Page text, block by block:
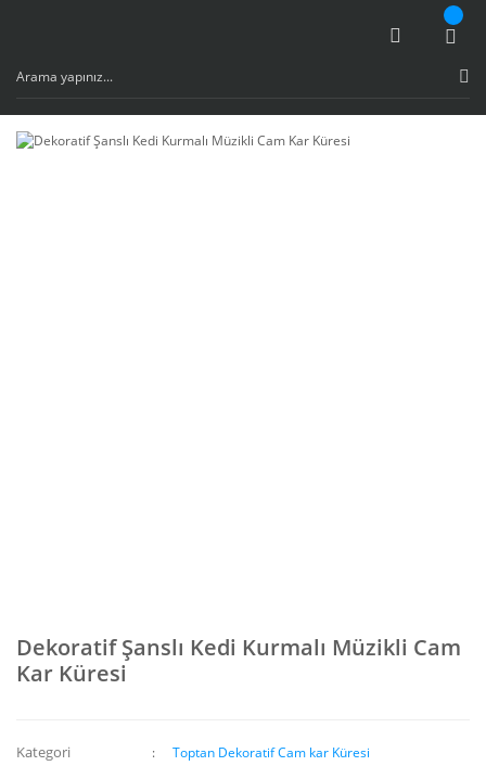
Dekoratif Şanslı Kedi Kurmalı Müzikli Cam
Kar Küresi
Kategori Toptan Dekoratif Cam kar Küresi